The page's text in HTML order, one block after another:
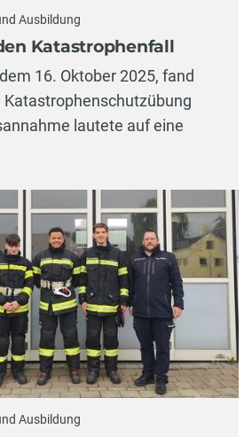
Ausbildung
Katastrophenfall
16. Oktober 2025, fand
lautete auf eine
Ausbildung